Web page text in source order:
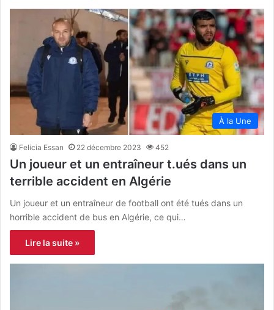
À la Une
Felicia Essan 22 décembre 2023 452
Un joueur et un entraîneur t.ués dans un
terrible accident en Algérie
Un joueur et un entraîneur de football ont été tués dans un
horrible accident de bus en Algérie, ce qui…
Lire la suite »